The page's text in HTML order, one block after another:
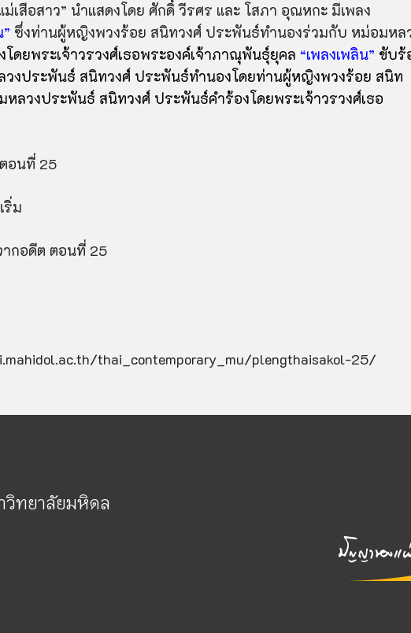
เสือสาว” นำแสดงโดย ศักดิ์ วีรศร และ โสภา อุณหกะ มีเพลง
ซึ่งท่านผู้หญิงพวงร้อย สนิทวงศ์ ประพันธ์ทำนองร่วมกับ หม่อมหล
โดยพระเจ้าวรวงศ์เธอพระองค์เจ้าภาณุพันธุ์ยุคล “เพลงเพลิน” ขับร้
วงประพันธ์ สนิทวงศ์ ประพันธ์ทำนองโดยท่านผู้หญิงพวงร้อย สนิท
ลวงประพันธ์ สนิทวงศ์ ประพันธ์คำร้องโดยพระเจ้าวรวงศ์เธอ
อนที่ 25
ริ่ม
ากอดีต ตอนที่ 25
thai_contemporary_mu/plengthaisakol-25/
วิทยาลัยมหิดล